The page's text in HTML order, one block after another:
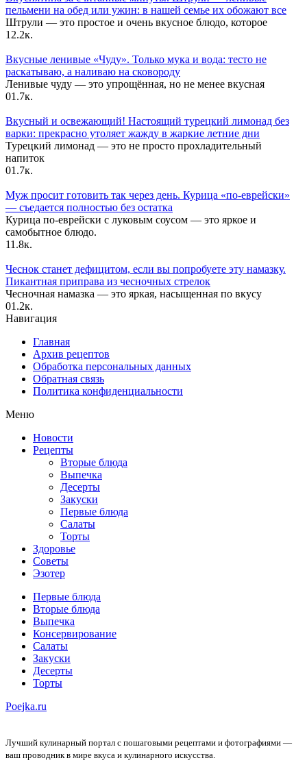
пельмени на обед или ужин: в нашей семье их обожают все
Штрули — это простое и очень вкусное блюдо, которое
1 2.2к.
Вкусные ленивые «Чуду». Только мука и вода: тесто не
раскатываю, а наливаю на сковороду
Ленивые чуду — это упрощённая, но не менее вкусная
01.7к.
Вкусный и освежающий! Настоящий турецкий лимонад без
варки: прекрасно утоляет жажду в жаркие летние дни
Турецкий лимонад — это не просто прохладительный
напиток
01.7к.
Муж просит готовить так через день. Курица «по-еврейски»
— съедается полностью без остатка
Курица по-еврейски с луковым соусом — это яркое и
самобытное блюдо.
11.8к.
Чеснок станет дефицитом, если вы попробуете эту намазку.
Пикантная приправа из чесночных стрелок
Чесночная намазка — это яркая, насыщенная по вкусу
01.2к.
Навигация
Главная
Архив рецептов
Обработка персональных данных
Обратная связь
Политика конфиденциальности
Меню
Новости
Рецепты
Вторые блюда
Выпечка
Десерты
Закуски
Первые блюда
Салаты
Торты
Здоровье
Советы
Эзотер
Первые блюда
Вторые блюда
Выпечка
Консервирование
Салаты
Закуски
Десерты
Торты
Poejka.ru
Лучший кулинарный портал с пошаговыми рецептами и фотографиями —
ваш проводник в мире вкуса и кулинарного искусства.